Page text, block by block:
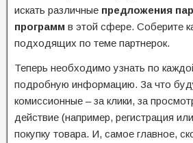
искать различные предложения
программ в этой сфере. Соберите
подходящих по теме партнерок.
Теперь необходимо узнать по
подробную информацию. За что
комиссионные – за клики, за
действие (например, регистрация
покупку товара. И, самое главное,